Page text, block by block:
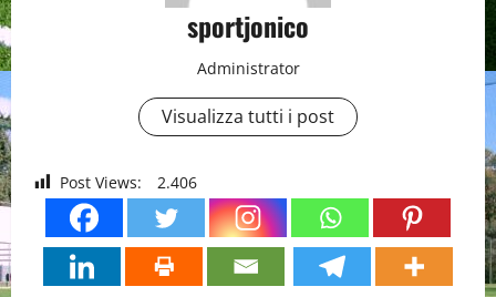
sportjonico
Administrator
Visualizza tutti i post
Post Views: 2.406